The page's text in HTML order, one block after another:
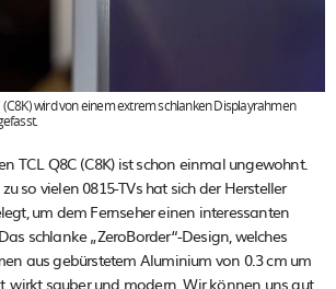
(C8K) wird von einem extrem schlanken Displayrahmen
TCL Q8C (C8K) ist schon einmal ungewohnt.
so vielen 0815-TVs hat sich der Hersteller
um dem Fernseher einen interessanten
schlanke „ZeroBorder“-Design, welches
aus gebürstetem Aluminium von 0.3 cm um
wirkt sauber und modern. Wir können uns gut